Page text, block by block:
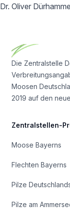
Dr. Oliver
Die Zentralstelle
Moosen
2019 auf den
Zentralstellen-
Moose Bayerns
Flechten Bayerns
Pilze
Pilze am